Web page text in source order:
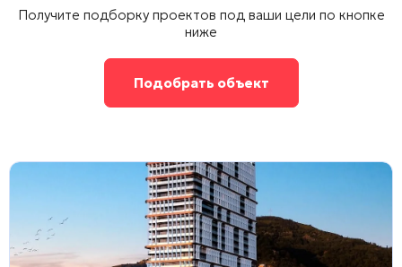
Получите подборку проектов под ваши цели по кнопке
ниже
Подобрать объект